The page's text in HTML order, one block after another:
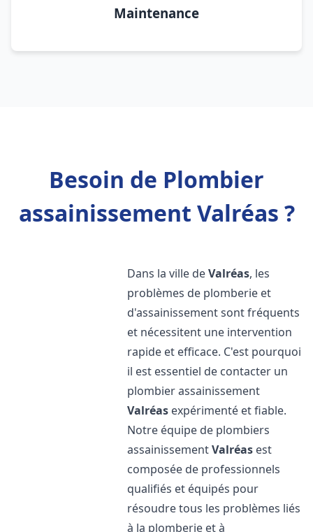
Maintenance
Besoin de Plombier
assainissement Valréas ?
Dans la ville deValréas, les
problèmes de plomberie et
d'assainissement sont fréquents
et nécessitent une intervention
rapide et efficace. C'est pourquoi
il est essentiel de contacter un
plombier assainissement
Valréas expérimenté et fiable.
Notre équipe de plombiers
assainissementValréas est
composée de professionnels
qualifiés et équipés pour
résoudre tous les problèmes liés
à la plomberie et à